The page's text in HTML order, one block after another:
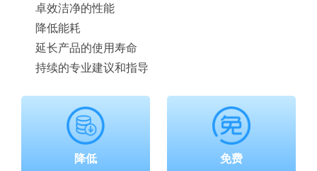
卓效洁净的性能
降低能耗
延长产品的使用寿命
持续的专业建议和指导
降低 免费